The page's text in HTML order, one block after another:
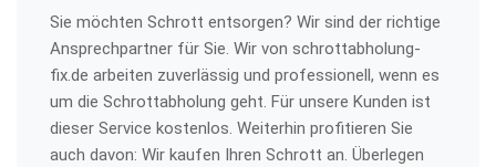
Sie möchten Schrott entsorgen? Wir sind der richtige
Ansprechpartner für Sie. Wir von schrottabholung-
fix.de arbeiten zuverlässig und professionell, wenn es
um die Schrottabholung geht. Für unsere Kunden ist
dieser Service kostenlos. Weiterhin profitieren Sie
auch davon: Wir kaufen Ihren Schrott an. Überlegen